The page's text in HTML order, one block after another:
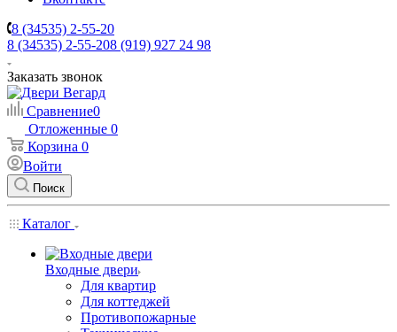
8 (34535) 2-55-20
8 (34535) 2-55-208 (919) 927 24 98
Заказать звонок
Сравнение0
Отложенные 0
Корзина 0
Войти
Поиск
Каталог
Входные двери
Для квартир
Для коттеджей
Противопожарные